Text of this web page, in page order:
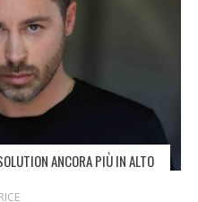
ANCORA PIÙ IN ALTO